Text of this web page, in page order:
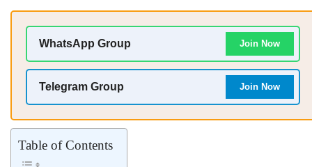
WhatsApp Group Join Now
Telegram Group Join Now
Table of Contents